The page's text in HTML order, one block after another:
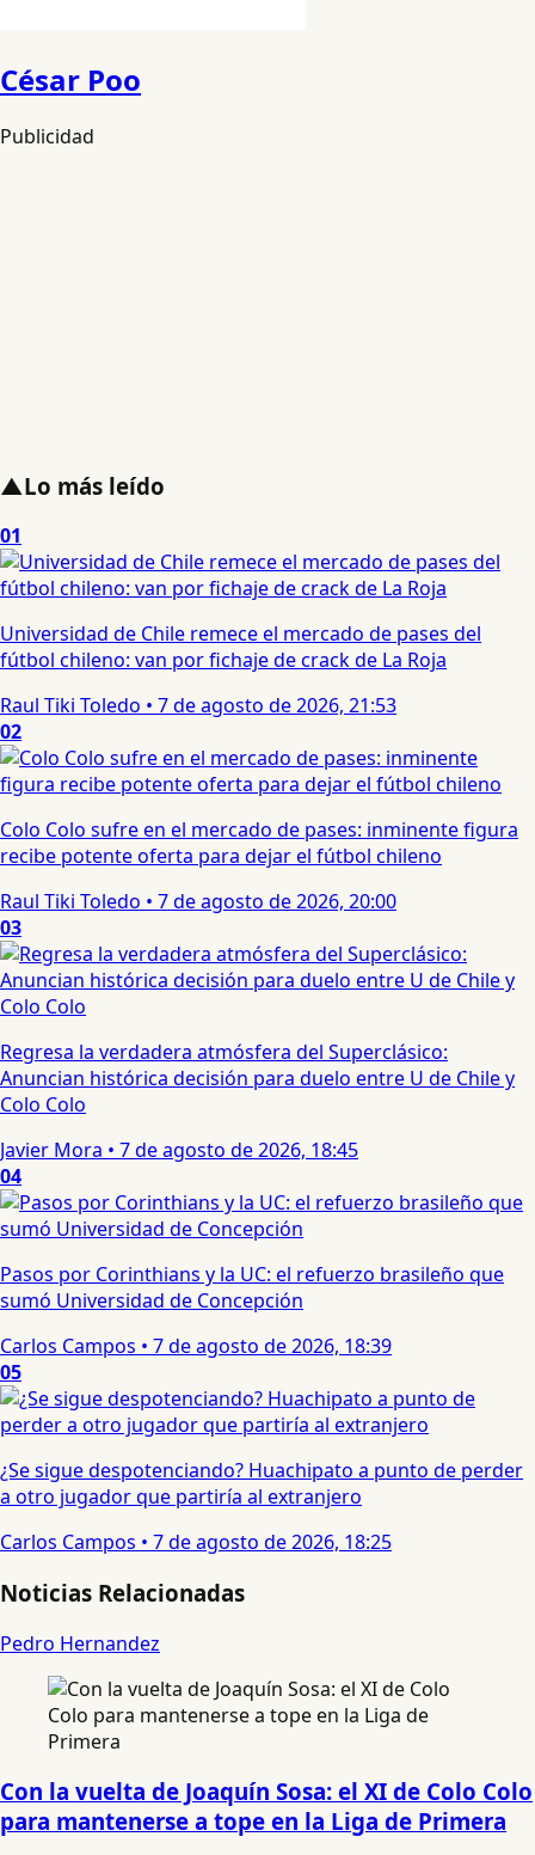
César Poo
Publicidad
▲Lo más leído
01
Universidad de Chile remece el mercado de pases del
fútbol chileno: van por fichaje de crack de La Roja
Raul Tiki Toledo • 7 de agosto de 2026, 21:53
02
Colo Colo sufre en el mercado de pases: inminente figura
recibe potente oferta para dejar el fútbol chileno
Raul Tiki Toledo • 7 de agosto de 2026, 20:00
03
Regresa la verdadera atmósfera del Superclásico:
Anuncian histórica decisión para duelo entre U de Chile y
Colo Colo
Javier Mora • 7 de agosto de 2026, 18:45
04
Pasos por Corinthians y la UC: el refuerzo brasileño que
sumó Universidad de Concepción
Carlos Campos • 7 de agosto de 2026, 18:39
05
¿Se sigue despotenciando? Huachipato a punto de perder
a otro jugador que partiría al extranjero
Carlos Campos • 7 de agosto de 2026, 18:25
Noticias Relacionadas
Pedro Hernandez
Con la vuelta de Joaquín Sosa: el XI de Colo Colo
para mantenerse a tope en la Liga de Primera